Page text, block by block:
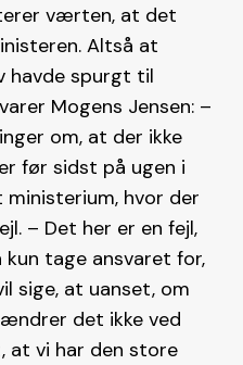
værten, at det
Altså at
havde spurgt til
Mogens Jensen: –
om, at der ikke
før sidst på ugen i
hvor der
– Det her er en fejl,
kun tage ansvaret for,
sige, at uanset, om
det ikke ved
at vi har den store